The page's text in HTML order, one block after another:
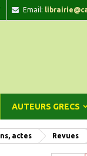
Email:
AUTEURS GRECS
actes Revues